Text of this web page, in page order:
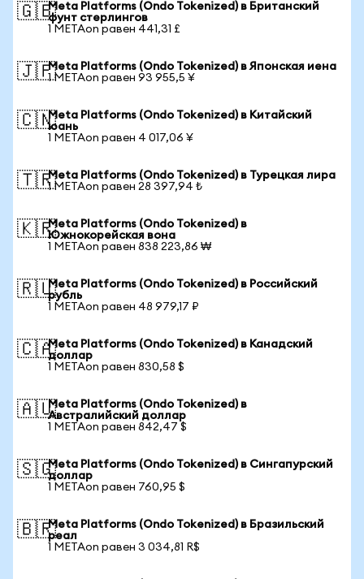
🇬🇧Meta Platforms (Ondo Tokenized) в Британский
фунт стерлингов
1 METAon равен 441,31 £
🇯🇵Meta Platforms (Ondo Tokenized) в Японская иена
1 METAon равен 93 955,5 ¥
🇨🇳Meta Platforms (Ondo Tokenized) в Китайский
юань
1 METAon равен 4 017,06 ¥
🇹🇷Meta Platforms (Ondo Tokenized) в Турецкая лира
1 METAon равен 28 397,94 ₺
🇰🇷Meta Platforms (Ondo Tokenized) в
Южнокорейская вона
1 METAon равен 838 223,86 ₩
🇷🇺Meta Platforms (Ondo Tokenized) в Российский
рубль
1 METAon равен 48 979,17 ₽
🇨🇦Meta Platforms (Ondo Tokenized) в Канадский
доллар
1 METAon равен 830,58 $
🇦🇺Meta Platforms (Ondo Tokenized) в
Австралийский доллар
1 METAon равен 842,47 $
🇸🇬Meta Platforms (Ondo Tokenized) в Сингапурский
доллар
1 METAon равен 760,95 $
🇧🇷Meta Platforms (Ondo Tokenized) в Бразильский
реал
1 METAon равен 3 034,81 R$